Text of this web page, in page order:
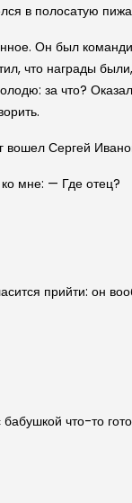
в полосатую
Он был
что награды
за что?
вошел Сергей
мне: — Где отец?
прийти: он
что-то